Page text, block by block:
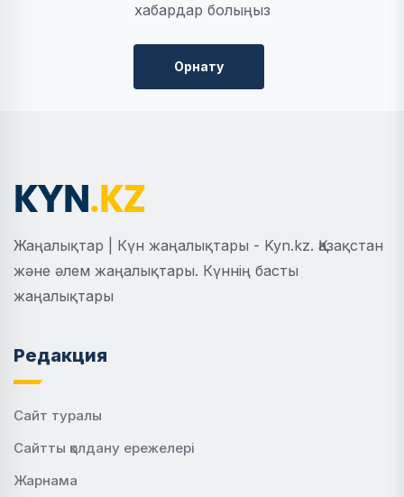
хабардар болыңыз
Орнату
Жаңалықтар | Күн жаңалықтары - Kyn.kz. Қазақстан
және әлем жаңалықтары. Күннің басты
жаңалықтары
Редакция
Сайт туралы
Сайтты қолдану ережелері
Жарнама